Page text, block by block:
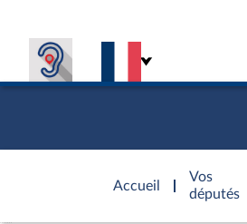
Accueil
d'accueil
Vos
députés